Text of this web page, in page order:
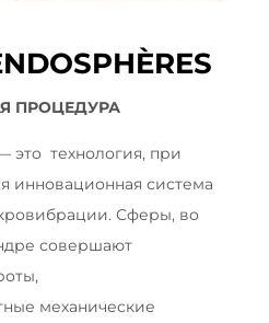
ПРОЦЕДУРА
это технология, при
инновационная система
Сферы, во
совершают
механические